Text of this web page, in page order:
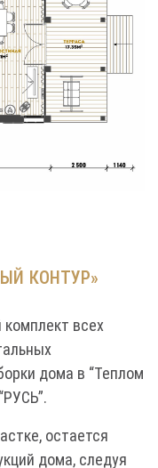
КОНТУР»
всех
дома в “Теплом
остается
дома, следуя